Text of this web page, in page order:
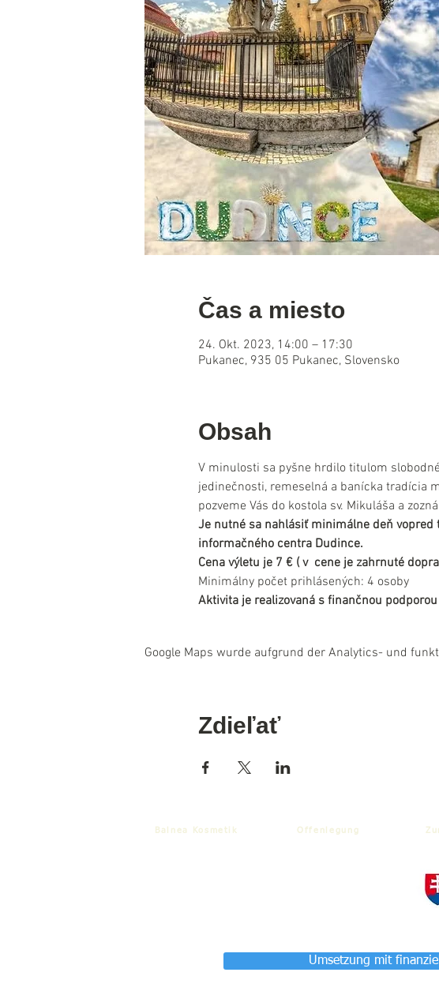
Čas a miesto
24. Okt. 2023, 14:00 – 17:30
Pukanec, 935 05 Pukanec, Slovensko
Obsah
V minulosti sa pyšne hrdilo titulom
jedinečnosti, remeselná a banícka tradícia
pozveme Vás do kostola sv. Mikuláša a
Je nutné sa nahlásiť minimálne deň
informačného centra Dudince.
Cena výletu je 7 € ( v  cene je zahrnuté
Minimálny počet prihlásených: 4 osoby
Aktivita je realizovaná s finančnou
Google Maps wurde aufgrund der Analytics- und
Zdieľať
Balnea Kosmetik Offenlegung
Umsetzung mit